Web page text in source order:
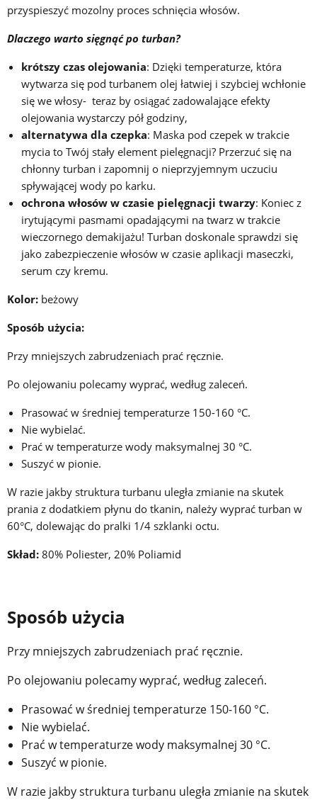
przyspieszyć mozolny proces schnięcia włosów.
Dlaczego warto sięgnąć po turban?
krótszy czas olejowania: Dzięki temperaturze, która
wytwarza się pod turbanem olej łatwiej i szybciej wchłonie
się we włosy- teraz by osiągać zadowalające efekty
olejowania wystarczy pół godziny,
alternatywa dla czepka: Maska pod czepek w trakcie
mycia to Twój stały element pielęgnacji? Przerzuć się na
chłonny turban i zapomnij o nieprzyjemnym uczuciu
spływającej wody po karku.
ochrona włosów w czasie pielęgnacji twarzy: Koniec z
irytującymi pasmami opadającymi na twarz w trakcie
wieczornego demakijażu! Turban doskonale sprawdzi się
jako zabezpieczenie włosów w czasie aplikacji maseczki,
serum czy kremu.
Kolor: beżowy
Sposób użycia:
Przy mniejszych zabrudzeniach prać ręcznie.
Po olejowaniu polecamy wyprać, według zaleceń.
Prasować w średniej temperaturze 150-160 °C.
Nie wybielać.
Prać w temperaturze wody maksymalnej 30 °C.
Suszyć w pionie.
W razie jakby struktura turbanu uległa zmianie na skutek
prania z dodatkiem płynu do tkanin, należy wyprać turban w
60°C, dolewając do pralki 1/4 szklanki octu.
Skład: 80% Poliester, 20% Poliamid
Sposób użycia
Przy mniejszych zabrudzeniach prać ręcznie.
Po olejowaniu polecamy wyprać, według zaleceń.
Prasować w średniej temperaturze 150-160 °C.
Nie wybielać.
Prać w temperaturze wody maksymalnej 30 °C.
Suszyć w pionie.
W razie jakby struktura turbanu uległa zmianie na skutek